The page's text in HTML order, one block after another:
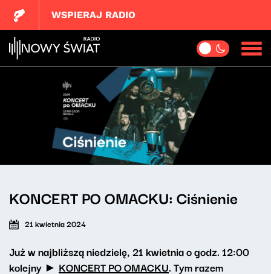
WSPIERAJ RADIO
KONCERT PO OMACKU: Ciśnienie
21 kwietnia 2024
Już w najbliższą niedzielę, 21 kwietnia o godz. 12:00
kolejny ► KONCERT PO OMACKU. Tym razem